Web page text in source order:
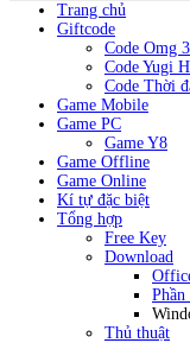
Trang chủ
Giftcode
Code Omg
Code Yugi
Code Thời
Game Mobile
Game PC
Game Y8
Game Offline
Game Online
Kí tự đặc biệt
Tổng hợp
Free Key
Download
Phần
Thủ thuật